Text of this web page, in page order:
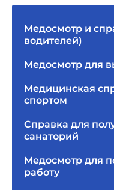
Медосмотр и
водителей)
Медосмотр для
Медицинская
спортом
Справка для
санаторий
Медосмотр для
работу